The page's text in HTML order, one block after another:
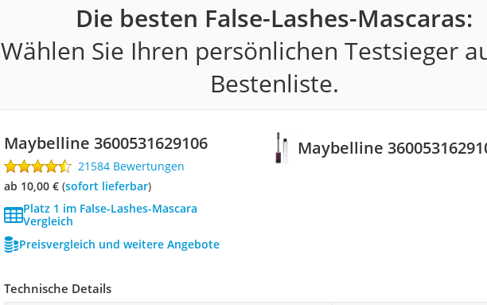
Die besten False-Lashes-Mascaras:
Wählen Sie Ihren persönlichen Testsieger
Bestenliste.
Maybelline
Maybelline 3600531629106
21584 Bewertungen
ab 10,00 €( Sofort lieferbar)
Platz 1 im False-Lashes-Mascara
Vergleich
Preisvergleich und weitere Angebote
Technische Details